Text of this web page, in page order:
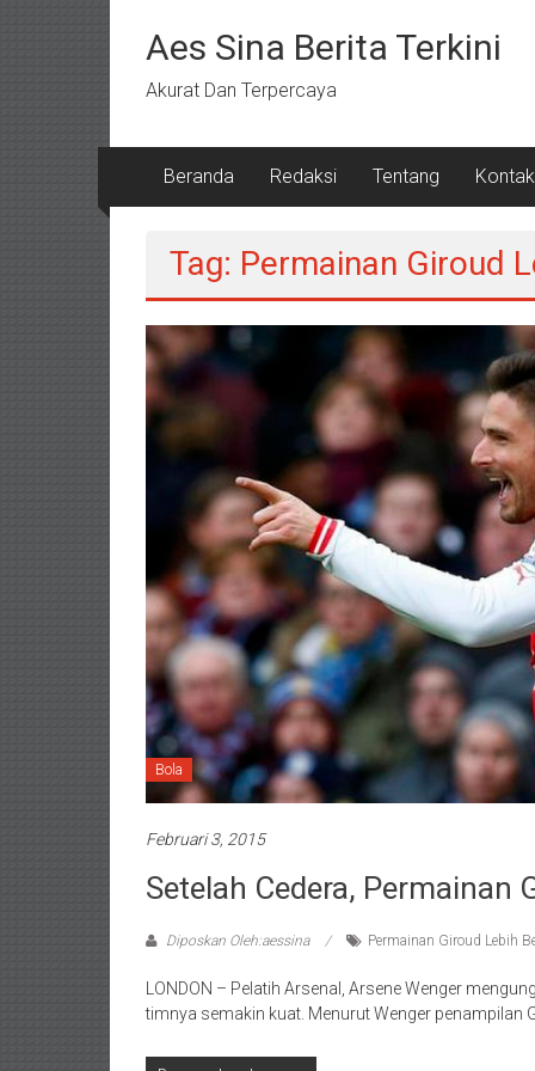
kontenAes Sina Berita Terkini
Akurat Dan Terpercaya
Beranda Redaksi Tentang Kontak
Tag: Permainan Giroud
Bola
Februari 3, 2015
Setelah Cedera, Permainan
Diposkan Oleh:aessina Permainan Giroud Lebih
LONDON – Pelatih Arsenal, Arsene Wenger
timnya semakin kuat. Menurut Wenger penampilan